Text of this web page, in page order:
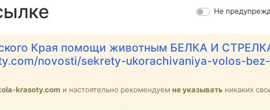
Не
Края помощи животным БЕЛКА И
novosti/sekrety-ukorachivaniya-volos-
krasoty.com и настоятельно рекомендуем не указывать никаких